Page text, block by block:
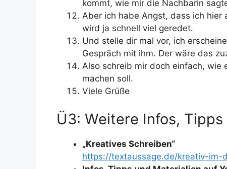
kommt, wie mir die Nachbarin
Aber ich habe Angst, dass ich
wird ja schnell viel geredet.
Und stelle dir mal vor, ich
Gespräch mit ihm. Der wäre das
Also schreib mir doch einfach, wie
machen soll.
Viele Grüße
Ü3: Weitere Infos,
„Kreatives Schreiben“
https://textaussage.de/kreativ-im-